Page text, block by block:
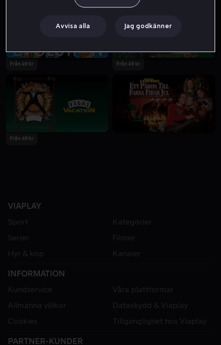
Från 49 kr Från 49 kr
Från 49 kr
VIAPLAY
Sport
Kategorier
Serier
Filmer
Hyr & köp
Kanaler
INFORMATION
Kundservice
Våra plattformar
Allmänna villkor
Dataskydd & Viaplay
Cookies
Tillgänglighet hos Viaplay
PARTNER-KUNDER
Avvisa alla Jag godkänner